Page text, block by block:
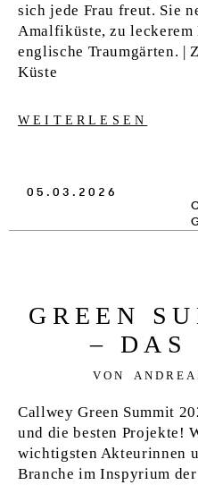
sich jede Frau freut. Sie
Amalfiküste, zu leckerem
englische Traumgärten. |
Küste
WEITERLESEN
05.03.2026
GRE­EN
– DAS
VON
Callwey Green Summit
und die besten Projekte!
wichtigsten Akteurinnen
Branche im Inspyrium